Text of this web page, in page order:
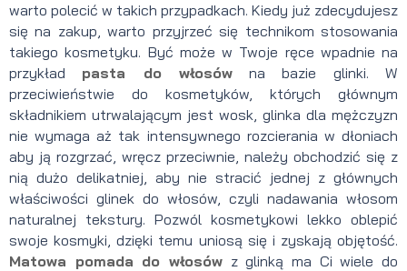
warto polecić w takich przypadkach. Kiedy już zdecydujesz
się na zakup, warto przyjrzeć się technikom stosowania
takiego kosmetyku. Być może w Twoje ręce wpadnie na
przykład pasta do włosówna bazie glinki. W
przeciwieństwie do kosmetyków, których głównym
składnikiem utrwalającym jest wosk, glinka dla mężczyzn
nie wymaga aż tak intensywnego rozcierania w dłoniach
aby ją rozgrzać, wręcz przeciwnie, należy obchodzić się z
nią dużo delikatniej, aby nie stracić jednej z głównych
właściwości glinek do włosów, czyli nadawania włosom
naturalnej tekstury. Pozwól kosmetykowi lekko oblepić
swoje kosmyki, dzięki temu uniosą się i zyskają objętość.
Matowa pomada do włosów z glinką ma Ci wiele do